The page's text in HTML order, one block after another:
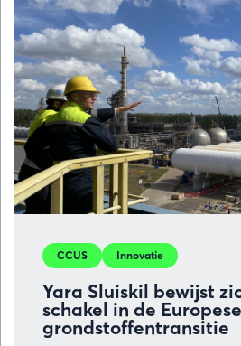
Yara Sluiskil bewijst
schakel in de
grondstoffentransitie
CCUS Innovatie